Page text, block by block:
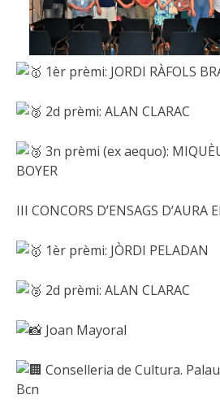
1èr prèmi: JORDI RÀFOLS
2d prèmi: ALAN CLARAC
3n prèmi (ex aequo):
BOYER
III CONCORS D’ENSAGS D’AURA
1èr prèmi: JÒRDI PELADAN
2d prèmi: ALAN CLARAC
Joan Mayoral
Conselleria de Cultura.
Bcn